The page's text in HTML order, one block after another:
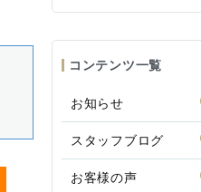
コンテンツ一覧
お知らせ
スタッフブログ
お客様の声